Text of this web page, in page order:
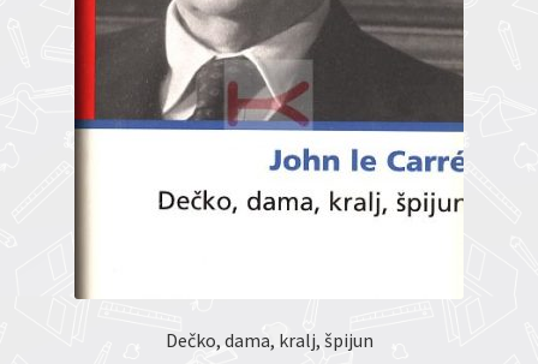
Dečko, dama, kralj, špijun